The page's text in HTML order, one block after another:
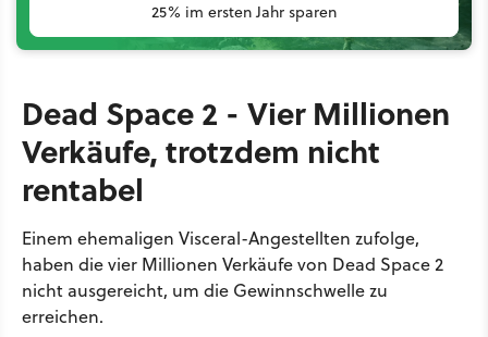
25% im ersten Jahr sparen
Dead Space 2 - Vier Millionen
Verkäufe, trotzdem nicht
rentabel
Einem ehemaligen Visceral-Angestellten zufolge,
haben die vier Millionen Verkäufe von Dead Space 2
nicht ausgereicht, um die Gewinnschwelle zu
erreichen.